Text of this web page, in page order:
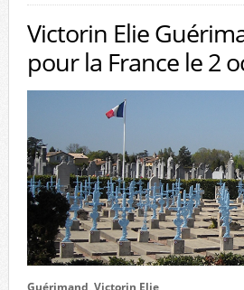
Victorin Elie
pour la France le 2
Guérimand, Victorin Elie